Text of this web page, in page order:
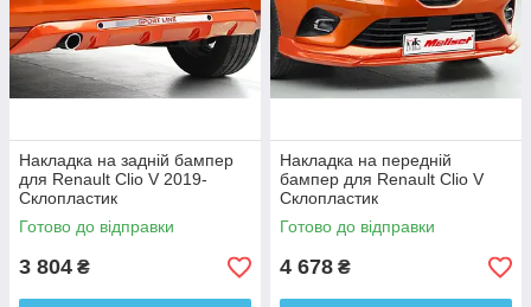
Накладка на задній бампер
для Renault Clio V 2019-
Склопластик
Готово до відправки
3 804 ₴
Накладка на передній
бампер для Renault Clio V
Склопластик
Готово до відправки
4 678 ₴